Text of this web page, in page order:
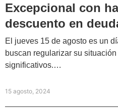
Excepcional con
descuento en
El jueves 15 de agosto es un
buscan regularizar su
significativos.…
15 agosto, 2024